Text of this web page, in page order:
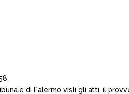
di Palermo visti gli atti, il